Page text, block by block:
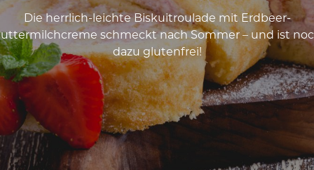
Die herrlich-leichte Biskuitroulade mit Erdbeer-
schmeckt nach Sommer – und ist
dazu glutenfrei!